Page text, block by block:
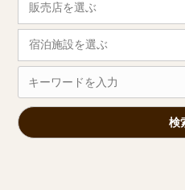
販売店を選ぶ
宿泊施設を選ぶ